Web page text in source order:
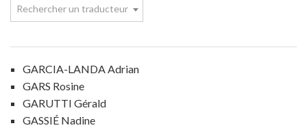
Rechercher un traducteur
GARCIA-LANDA Adrian
GARS Rosine
GARUTTI Gérald
GASSIÉ Nadine